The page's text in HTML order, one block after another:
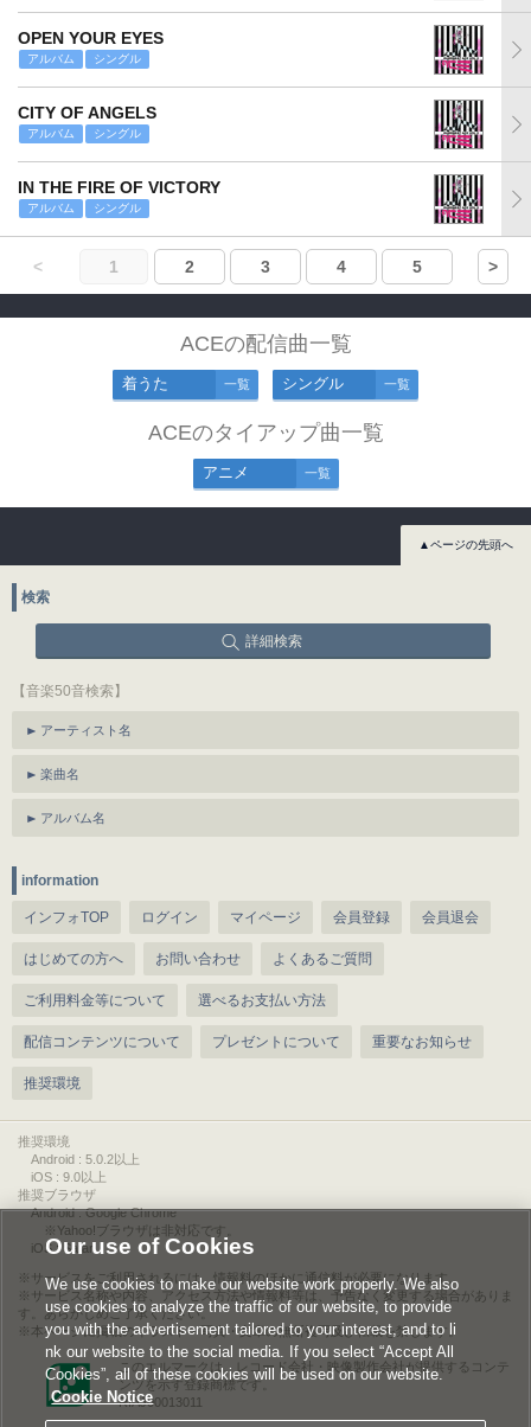
OPEN YOUR EYES
アルバム シングル
CITY OF ANGELS
アルバム シングル
IN THE FIRE OF VICTORY
アルバム シングル
< 1 2 3 4 5 >
ACEの配信曲一覧
着うた 一覧 シングル 一覧
ACEのタイアップ曲一覧
アニメ 一覧
▲ページの先頭へ
検索
詳細検索
【音楽50音検索】
アーティスト名
楽曲名
アルバム名
information
インフォTOP ログイン マイページ 会員登録 会員退会
はじめての方へ お問い合わせ よくあるご質問
ご利用料金等について 選べるお支払い方法
配信コンテンツについて プレゼントについて 重要なお知らせ
推奨環境
推奨環境
Android : 5.0.2以上
iOS : 9.0以上
推奨ブラウザ
Android : Google Chrome
※Yahoo!ブラウザは非対応です。
iOS : Safari
サービスをご利用されるには、情報料のほかに通信料が必要になります。
サービス名称や内容、アクセス方法や情報料等は、予告なく変更する場合がありま
す。あらかじめご了承ください。
本ページに掲載のイラスト・写真・文章の無断複写及び転載を禁じます。
このエルマークは、レコード会社・映像製作会社が提供するコンテ
ンツを示す登録商標です。
RIAJ00013011
Our use of Cookies
We use cookies to make our website work properly. We also
use cookies to analyze the traffic of our website, to provide
you with the advertisement tailored to your interest, and to li
nk our website to the social media. If you select “Accept All
Cookies”, all of these cookies will be used on our website.
Cookie Notice